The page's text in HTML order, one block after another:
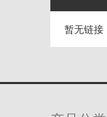
暂无链接